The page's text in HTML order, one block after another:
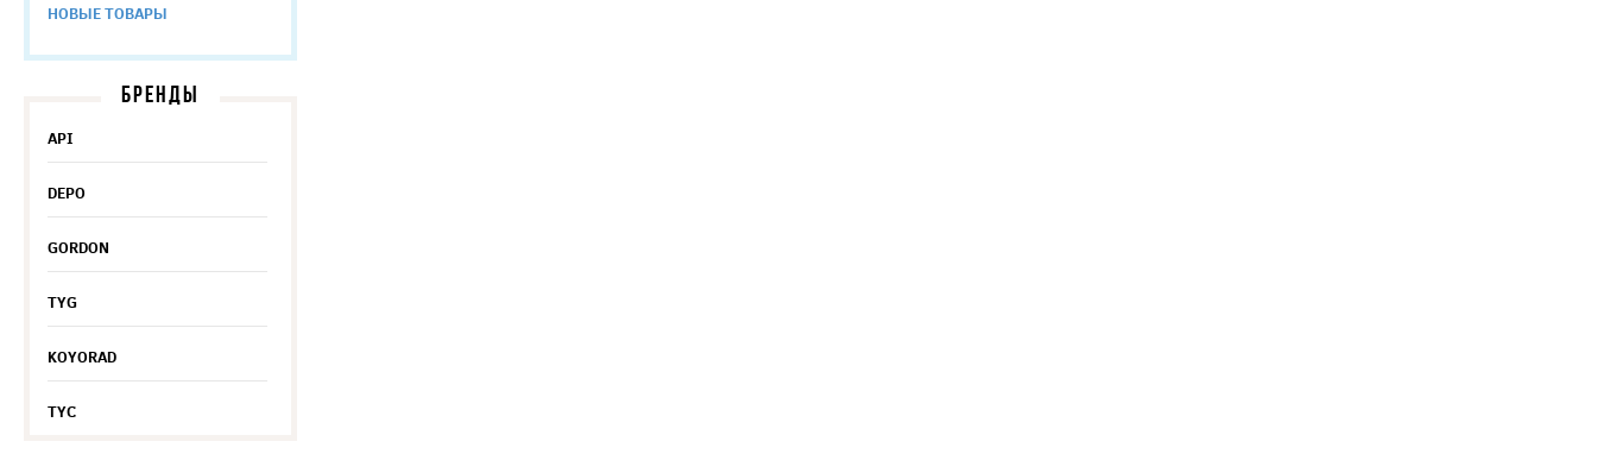
НОВЫЕ ТОВАРЫ
БРЕНДЫ
API
DEPO
GORDON
TYG
KOYORAD
TYC